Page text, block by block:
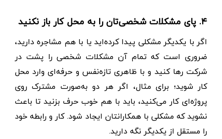
۴. پای مشکلات شخصی‌تان را به محل کار باز نکنید
اگر با یکدیگر مشکلی پیدا کرده‌اید یا با هم مشاجره دارید،
ضروری است که تمام آن مشکلات شخصی را پشت در
شرکت رها کنید و با ظاهری تازه‌نفس و حرفه‌ای وارد محل
کار شوید؛ برای مثال، اگر هر دو به‌صورت مشترک روی
پروژه‌ای کار می‌کنید، باید با هم خوب حرف بزنید تا باعث
نشوید که مشکلی با همکارانتان ایجاد شود. کار و رابطه خود
را مستقل از یکدیگر نگه دارید.